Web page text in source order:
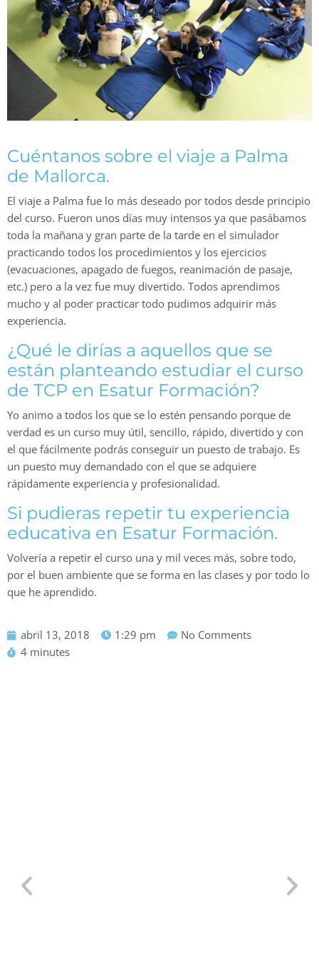
Cuéntanos sobre el viaje a Palma
de Mallorca.
El viaje a Palma fue lo más deseado por todos desde principio
del curso. Fueron unos días muy intensos ya que pasábamos
toda la mañana y gran parte de la tarde en el simulador
practicando todos los procedimientos y los ejercicios
(evacuaciones, apagado de fuegos, reanimación de pasaje,
etc.) pero a la vez fue muy divertido. Todos aprendimos
mucho y al poder practicar todo pudimos adquirir más
experiencia.
¿Qué le dirías a aquellos que se
están planteando estudiar el curso
de TCP en Esatur Formación?
Yo animo a todos los que se lo estén pensando porque de
verdad es un curso muy útil, sencillo, rápido, divertido y con
el que fácilmente podrás conseguir un puesto de trabajo. Es
un puesto muy demandado con el que se adquiere
rápidamente experiencia y profesionalidad.
Si pudieras repetir tu experiencia
educativa en Esatur Formación.
Volvería a repetir el curso una y mil veces más, sobre todo,
por el buen ambiente que se forma en las clases y por todo lo
que he aprendido.
abril 13, 2018 1:29 pm
No Comments
4 minutes
Defensa Personal para TCP: